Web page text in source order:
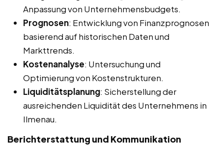
Anpassung von Unternehmensbudgets.
Prognosen: Entwicklung von Finanzprognosen
basierend auf historischen Daten und
Markttrends.
Kostenanalyse: Untersuchung und
Optimierung von Kostenstrukturen.
Liquiditätsplanung: Sicherstellung der
ausreichenden Liquidität des Unternehmens in
Ilmenau.
Berichterstattung und Kommunikation